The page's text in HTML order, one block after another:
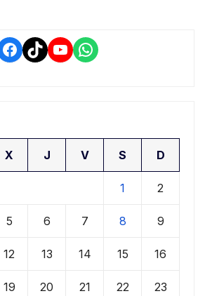
Facebook
TikTokYouTube
WhatsApp
X J V S D
1 2
5 6 7 8 9
12 13 14 15 16
19 20 21 22 23